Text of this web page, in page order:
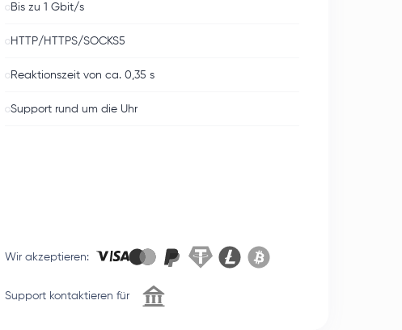
Bis zu 1 Gbit/s
HTTP/HTTPS/SOCKS5
Reaktionszeit von ca. 0,35 s
Support rund um die Uhr
Wir akzeptieren:
Support kontaktieren für